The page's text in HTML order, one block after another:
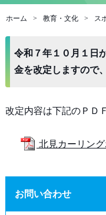
ホーム 教育・文化 ス
令和７年１０月１日
金を改定しますので
改定内容は下記のＰＤ
北見カーリン
お問い合わせ